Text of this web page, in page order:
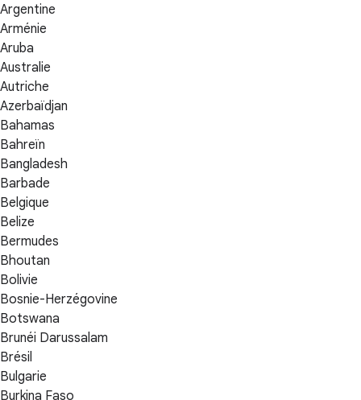
Argentine
Arménie
Aruba
Australie
Autriche
Azerbaïdjan
Bahamas
Bahreïn
Bangladesh
Barbade
Belgique
Belize
Bermudes
Bhoutan
Bolivie
Bosnie-Herzégovine
Botswana
Brunéi Darussalam
Brésil
Bulgarie
Burkina Faso